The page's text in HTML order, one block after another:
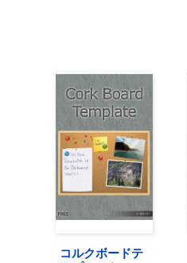
コルクボードテ